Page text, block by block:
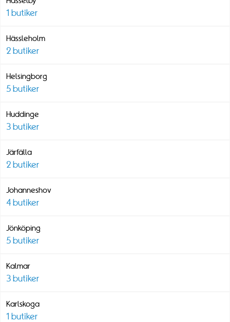
1 butiker
Hässleholm
2 butiker
Helsingborg
5 butiker
Huddinge
3 butiker
Järfälla
2 butiker
Johanneshov
4 butiker
Jönköping
5 butiker
Kalmar
3 butiker
Karlskoga
1 butiker